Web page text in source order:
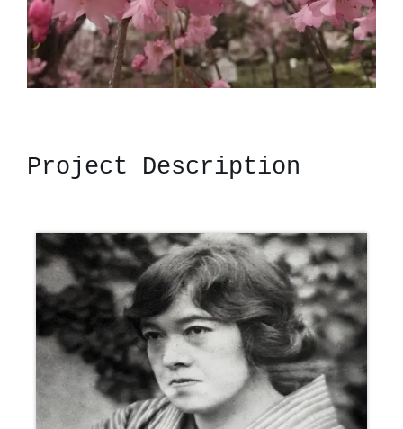
Project Description